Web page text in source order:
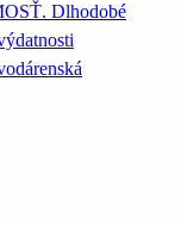
Dlhodobé